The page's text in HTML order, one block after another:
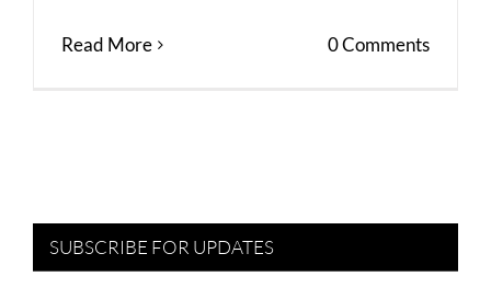
Read More 0 Comments
SUBSCRIBE FOR UPDATES